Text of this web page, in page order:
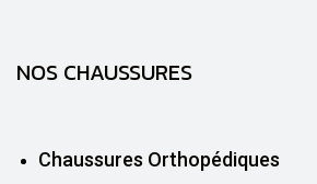
NOS CHAUSSURES
Chaussures Orthopédiques